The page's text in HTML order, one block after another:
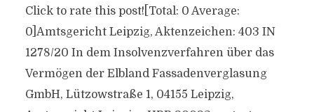
Click to rate this post![Total: 0 Average:
0]Amtsgericht Leipzig, Aktenzeichen: 403 IN
1278/20 In dem Insolvenzverfahren über das
Vermögen der Elbland Fassadenverglasung
GmbH, Lützowstraße 1, 04155 Leipzig,